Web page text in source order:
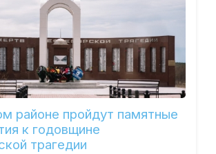
районе пройдут памятные
к годовщине
трагедии